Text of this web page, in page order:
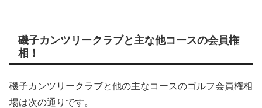
磯子カンツリークラブと主な他コースの会員権
相！
磯子カンツリークラブと他の主なコースのゴルフ会員権相
場は次の通りです。